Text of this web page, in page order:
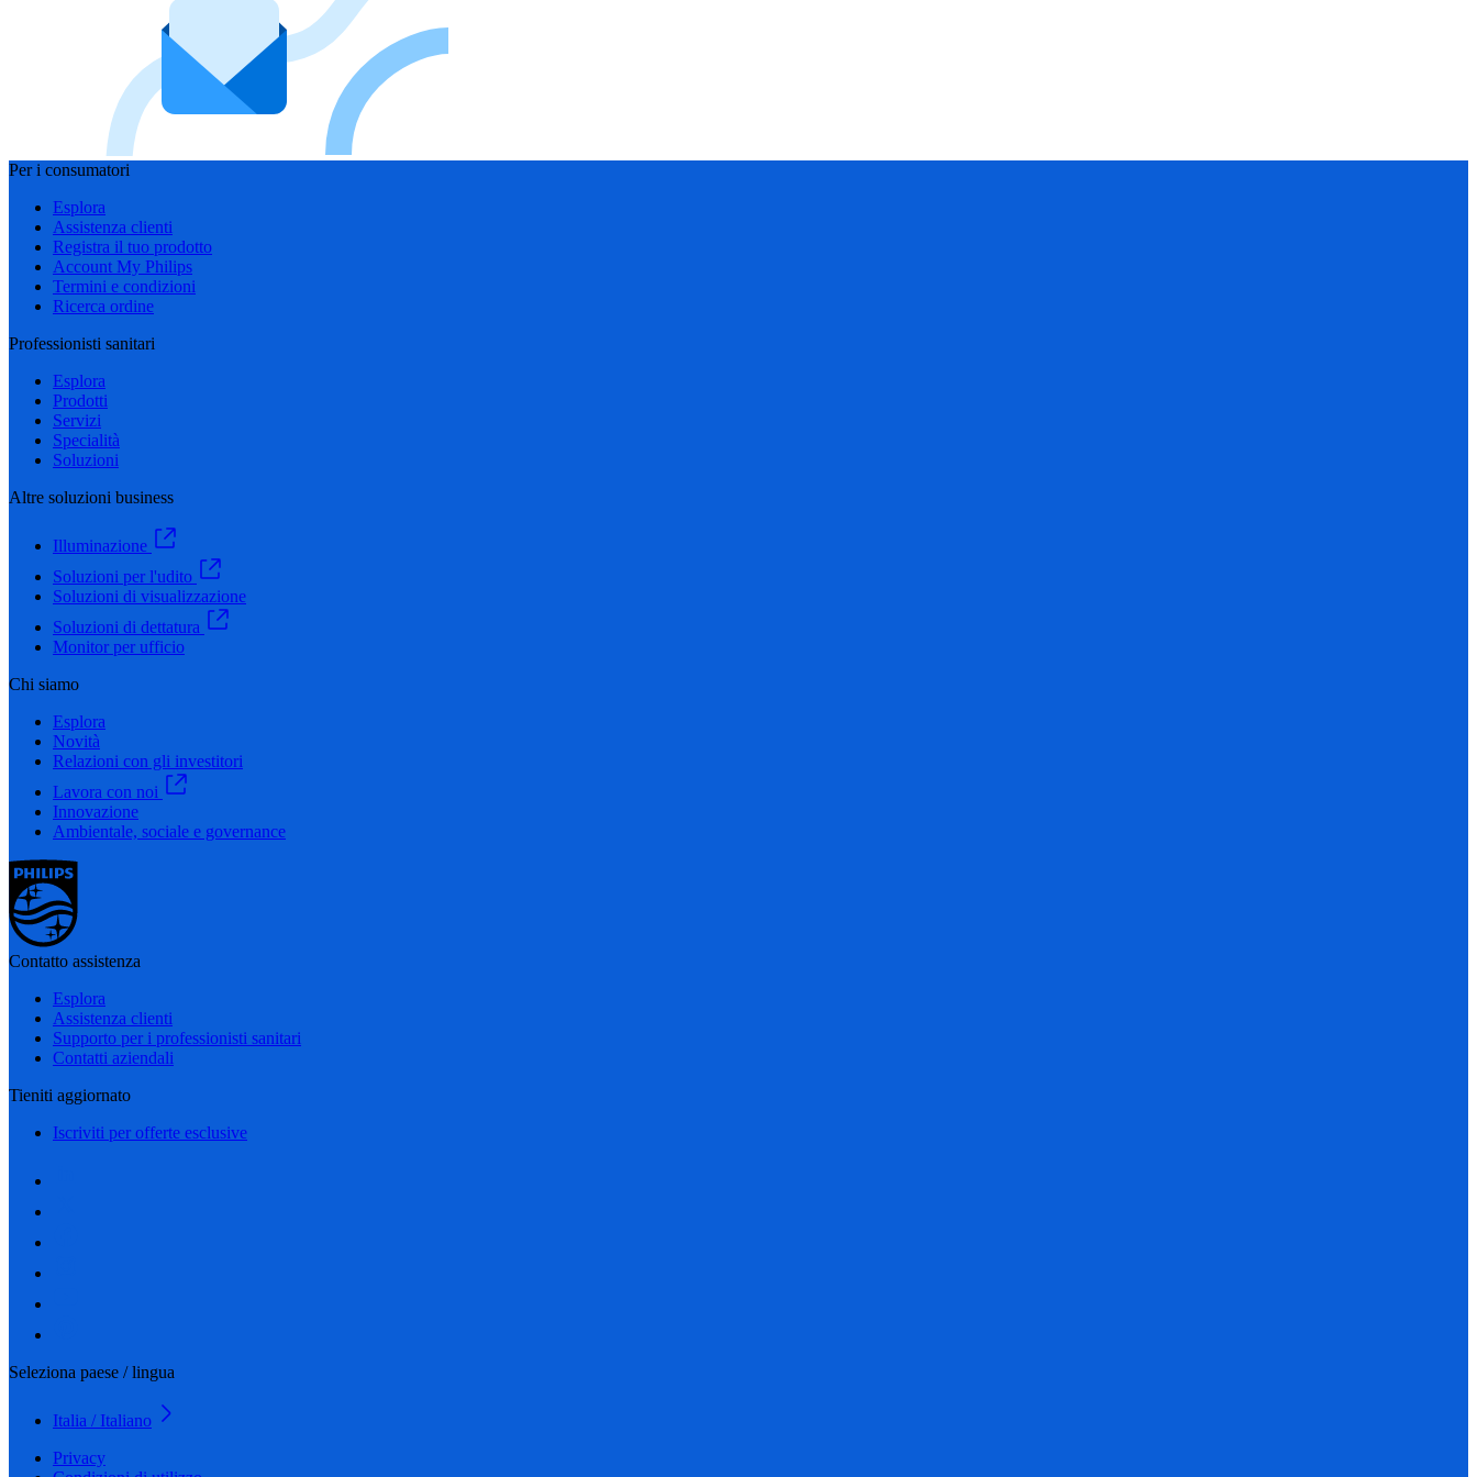
Per i consumatori
Esplora
Assistenza clienti
Registra il tuo prodotto
Account My Philips
Termini e condizioni
Ricerca ordine
Professionisti sanitari
Esplora
Prodotti
Servizi
Specialità
Soluzioni
Altre soluzioni business
Illuminazione
Soluzioni per l'udito
Soluzioni di visualizzazione
Soluzioni di dettatura
Monitor per ufficio
Chi siamo
Esplora
Novità
Relazioni con gli investitori
Lavora con noi
Innovazione
Ambientale, sociale e governance
Contatto assistenza
Esplora
Assistenza clienti
Supporto per i professionisti sanitari
Contatti aziendali
Tieniti aggiornato
Iscriviti per offerte esclusive
Seleziona paese / lingua
Italia / Italiano
Privacy